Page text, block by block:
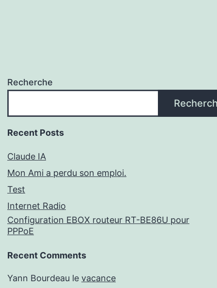
Recherche
Recent Posts
Claude IA
Mon Ami a perdu son emploi.
Test
Internet Radio
Configuration EBOX routeur RT-BE86U pour
PPPoE
Recent Comments
Yann Bourdeau le vacance